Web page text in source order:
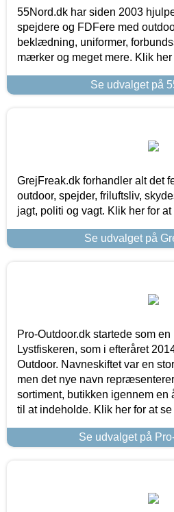
55Nord.dk har siden 2003
spejdere og FDFere med
beklædning, uniformer,
mærker og meget mere. Klik
Se udvalget på
GrejFreak.dk forhandler alt det
outdoor, spejder, friluftsliv,
jagt, politi og vagt. Klik her for
Se udvalget på
Pro-Outdoor.dk startede som
Lystfiskeren, som i efteråret
Outdoor. Navneskiftet var en
men det nye navn
sortiment, butikken igennem
til at indeholde. Klik her for at
Se udvalget på